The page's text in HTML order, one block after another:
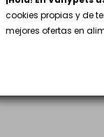
cookies propias y de
mejores ofertas en